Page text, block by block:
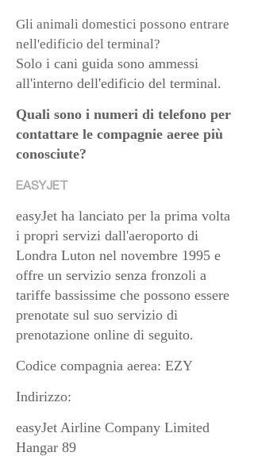
Gli animali domestici possono entrare
nell'edificio del terminal?
Solo i cani guida sono ammessi
all'interno dell'edificio del terminal.
Quali sono i numeri di telefono per
contattare le compagnie aeree più
conosciute?
EASYJET
easyJet ha lanciato per la prima volta
i propri servizi dall'aeroporto di
Londra Luton nel novembre 1995 e
offre un servizio senza fronzoli a
tariffe bassissime che possono essere
prenotate sul suo servizio di
prenotazione online di seguito.
Codice compagnia aerea: EZY
Indirizzo:
easyJet Airline Company Limited
Hangar 89